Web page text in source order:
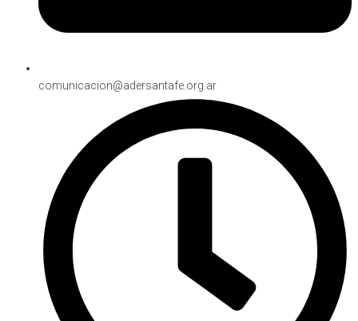
comunicacion@adersantafe.org.ar